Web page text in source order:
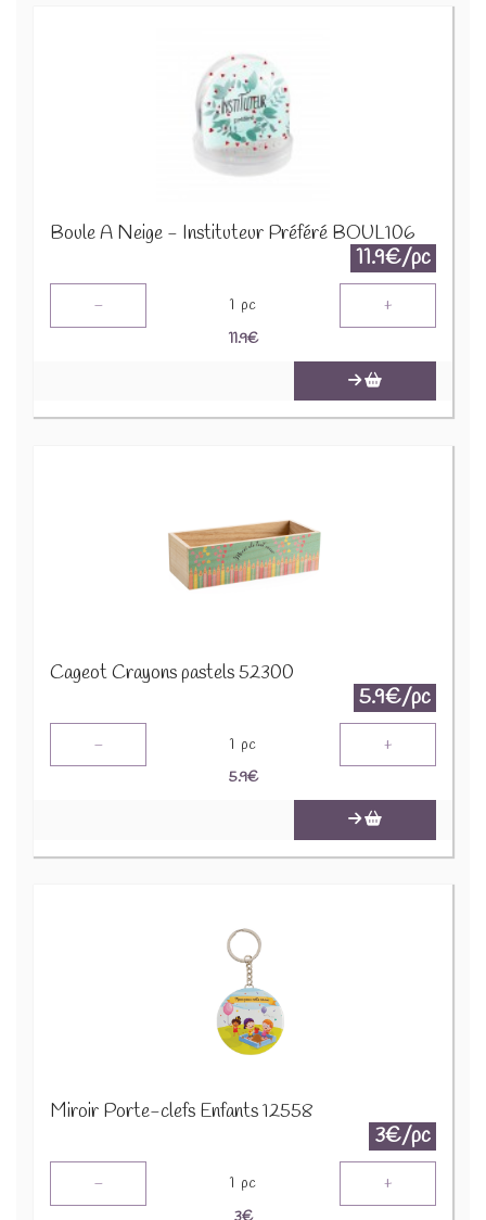
Boule À Neige - Instituteur Préféré BOUL106
11.9€/pc
- 1 pc +
11.9€
Cageot Crayons pastels 52300
5.9€/pc
- 1 pc +
5.9€
Miroir Porte-clefs Enfants 12558
3€/pc
- 1 pc +